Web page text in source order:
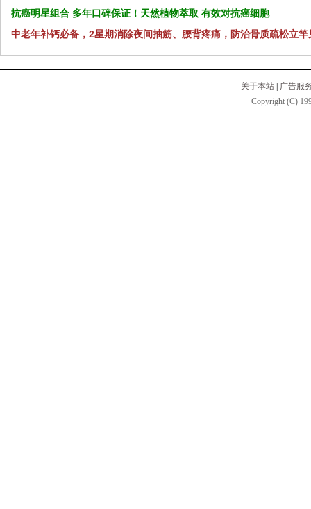
抗癌明星组合 多年口碑保证！天然植物萃取 有效对抗癌细胞
中老年补钙必备，2星期消除夜间抽筋、腰背疼痛，防治骨质疏松立竿
关于本站
广告服
Copyright (C)